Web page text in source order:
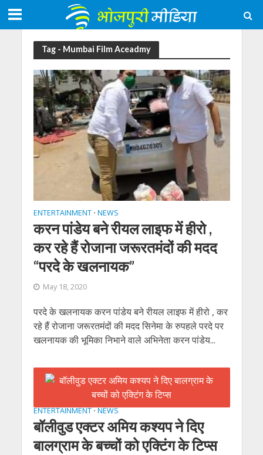
Tag - Mumbai Film Aceadmy
ENTERTAINMENT • NEWS
करन पांडेय बने रीयल लाइफ में हीरो ,
कर रहे हैं रोजाना जरूरतमंदों की मदद
“परदे के खलनायक”
May 18, 2020
परदे के खलनायक करन पांडेय बने रीयल लाइफ में हीरो , कर
रहे हैं रोजाना जरूरतमंदों की मदद सिनेमा के रुपहले परदे पर
खलनायक की भूमिका निभाने वाले अभिनेता करन पांडेय...
ENTERTAINMENT • NEWS
बॉलीवुड एक्टर अमिय कश्यप ने दिए
बालग्राम के बच्चों को एक्टिंग के टिप्स